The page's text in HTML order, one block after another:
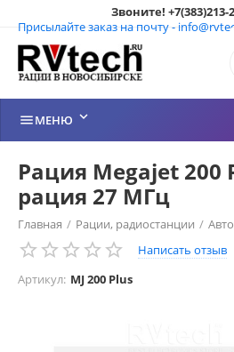
Звоните! +7(383)213-
Присылайте заказ на почту -
МЕНЮ 
Рация Megajet 200
рация 27 МГц
Главная / Рации, радиостанции /
MegaJet /
Написать отзыв
Артикул: MJ 200 Plus